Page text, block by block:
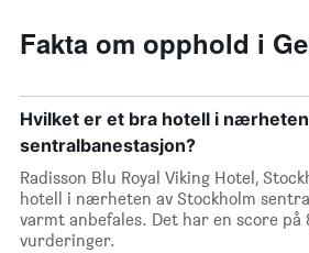
Fakta om opphold i
Hvilket er et bra hotell i
sentralbanestasjon?
Radisson Blu Royal Viking Hotel,
hotell i nærheten av Stockholm
varmt anbefales. Det har en score på
vurderinger.